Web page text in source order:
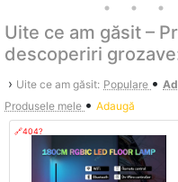
Uite ce am găsit –
descoperiri
› Uite ce am găsit: Populare •
Produsele mele • Adaugă
🔗404?